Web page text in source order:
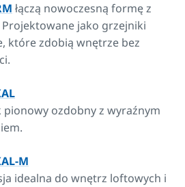
łączą nowoczesną formę z
jako grzejniki
które zdobią wnętrze bez
ozdobny z wyraźnym
M
idealna do wnętrz loftowych i